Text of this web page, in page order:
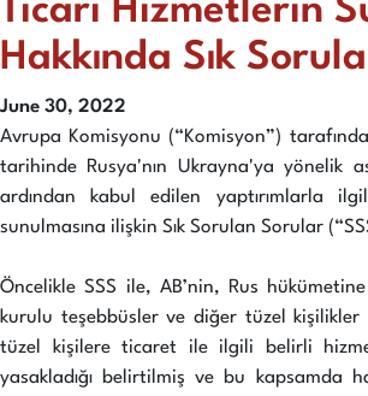
Ticari Hizmetlerin
Hakkında Sık
June 30, 2022
Avrupa Komisyonu (“Komisyon”)
tarihinde Rusya'nın Ukrayna'ya yönelik
ardından kabul edilen yaptırımlarla
sunulmasına ilişkin Sık Sorulan Sorular
Öncelikle SSS ile, AB’nin, Rus
kurulu teşebbüsler ve diğer tüzel
tüzel kişilere ticaret ile ilgili belirli
yasakladığı belirtilmiş ve bu kapsamda